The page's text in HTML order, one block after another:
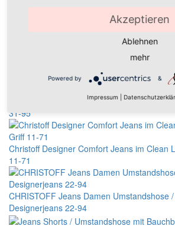
Christoff Designer Jeans Hose Berlin
Umstandsmode Christoff - Designer-Jeans
Christoff Designer Jeans Slimfit
31-95
Christoff Designer Comfort Jeans im Clean
11-71
CHRISTOFF Jeans Damen Umstandshose
Designerjeans 22-94
Akzeptieren
Ablehnen
mehr
Powered by &
Impressum